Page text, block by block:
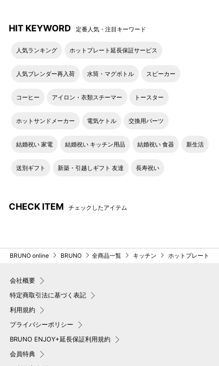
本商品は、BRUNO 手提げ袋Lサイズに収納可能です。
※手提げ袋が破れるのを防ぐため、2枚重ねてご利用いただくこ
※なお、上記サイズは目安としてご案内しております。商品の形
や、多少の型崩れが生じる可能性がございます。何卒ご理解賜
HIT KEYWORD 定番人気・注目キーワード
人気ランキング ホットプレート延長保証サービス
人気ブレンダー再入荷 水筒・マグボトル スピーカー
コーヒー アイロン・衣類スチーマー トースター
ホットサンドメーカー 電気ケトル 交換用パーツ
結婚祝い 家電 結婚祝い キッチン用品 結婚祝い 食器 新生活
送別ギフト 新築・引越しギフト 友達 長寿祝い
CHECK ITEM チェックしたアイテム
BRUNO online BRUNO 全商品一覧 キッチン ホットプレート
会社概要
特定商取引法に基づく表記
利用規約
プライバシーポリシー
BRUNO ENJOY+延長保証利用規約
会員特典